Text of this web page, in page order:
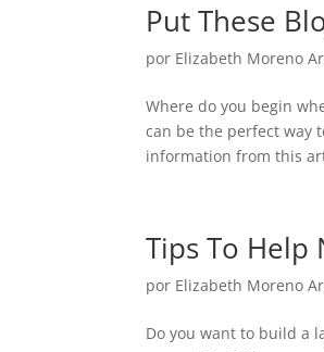
Put These
por Elizabeth Moreno
Where do you begin
can be the perfect way
information from this
Tips To Help
por Elizabeth Moreno
Do you want to build a